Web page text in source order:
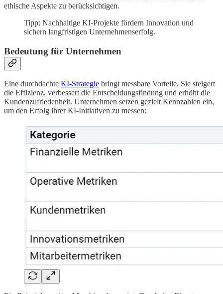
ethische Aspekte zu berücksichtigen.
Tipp: Nachhaltige KI-Projekte fördern Innovation und
sichern langfristigen Unternehmenserfolg.
Bedeutung für Unternehmen
Eine durchdachte KI-Strategie bringt messbare Vorteile. Sie steigert
die Effizienz, verbessert die Entscheidungsfindung und erhöht die
Kundenzufriedenheit. Unternehmen setzen gezielt Kennzahlen ein,
um den Erfolg ihrer KI-Initiativen zu messen: